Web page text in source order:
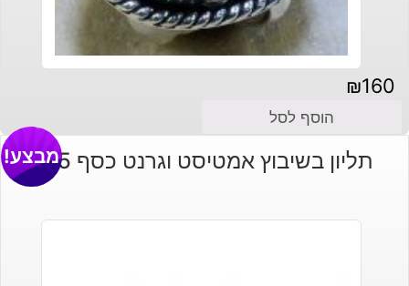
₪160
הוסף לסל
תליון בשיבוץ אמטיסט וגרנט כסף 925 מבצע!